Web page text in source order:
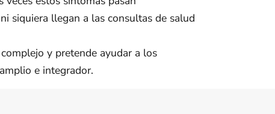
siquiera llegan a las consultas de salud
y pretende ayudar a los
e integrador.